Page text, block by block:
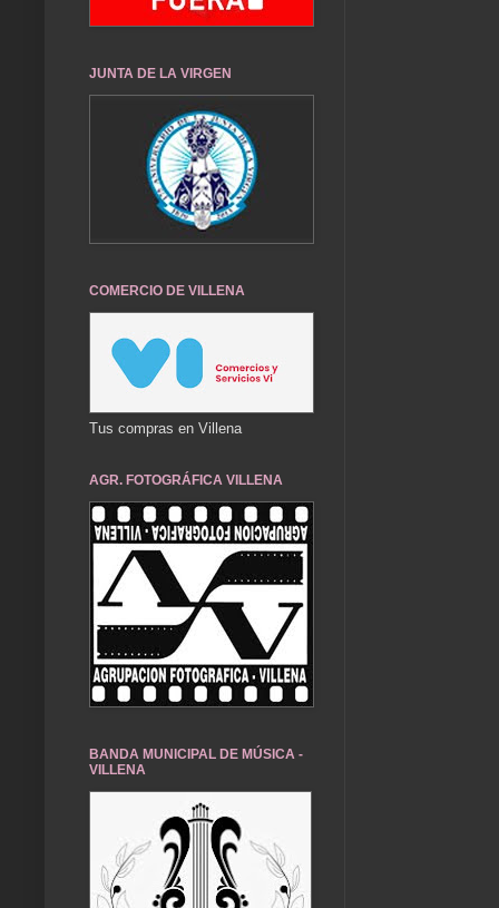
JUNTA DE LA VIRGEN
COMERCIO DE VILLENA
Tus compras en Villena
AGR. FOTOGRÁFICA VILLENA
BANDA MUNICIPAL DE MÚSICA -
VILLENA